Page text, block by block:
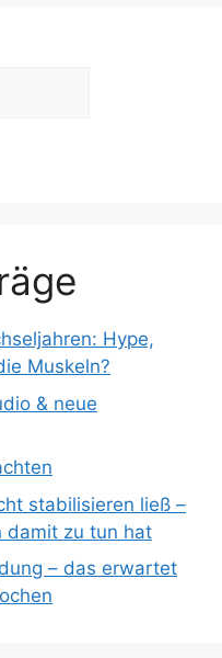
Hype,
Muskeln?
& neue
stabilisieren ließ –
damit zu tun hat
– das erwartet